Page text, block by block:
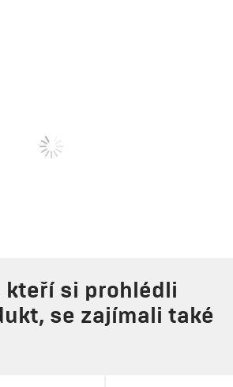
kteří si prohlédli
se zajímali také